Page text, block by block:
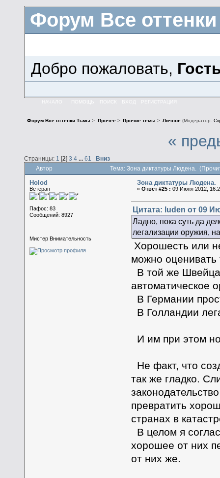
Форум Все
Добро пожаловать,
НАЧАЛО ПОМОЩЬ ВХОД РЕГИСТРАЦИЯ
Форум Все оттенки Тьмы > Прочее> Прочие темы > Личное(Модератор:
«
Страницы: 1 [2] 3 4 ... 61 Вниз
Автор Тема: Зона диктатуры Людена.
Holod
Ветеран
Пафос: 83
Сообщений: 8927
Мистер Внимательность
Зона диктатуры Людена.
«Ответ #25 : 09 Июня 2012,
Цитата: luden от 09
Ладно, пока суть да
легализации оружия,
Хорошесть или
можно оценивать
В той же
автоматическое
В Германии
В Голландии
И им при этом
Не факт, что
так же гладко.
превратить
странах в
В целом я
хорошее от них
от них же.